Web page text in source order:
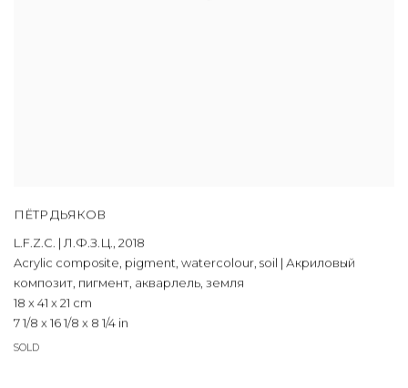
ПЁТР ДЬЯКОВ
L.F.Z.C. | Л.Ф.З.Ц., 2018
Acrylic composite, pigment, watercolour, soil | Акриловый
композит, пигмент, акварлель, земля
18 x 41 x 21 cm
7 1/8 x 16 1/8 x 8 1/4 in
SOLD